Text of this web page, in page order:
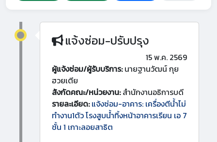
แจ้งซ่อม-ปรับปรุง
15 พ.ค. 2569
ผู้แจ้งซ่อม/ผู้รับบริการ:นายฐานวัฒน์ กุย
ฮวยเตีย
สังกัดคณะ/หน่วยงาน:สำนักงานอธิการบดี
รายละเอียด: แจ้งซ่อม-อาคาร: เครื่องตีน้ำไม่
ทำงาน1ตัว โรงสูบน้ำทิ้งหน้าอาคารเรียน เอ 7
ชั้น 1 เกาะลอยสาธิต